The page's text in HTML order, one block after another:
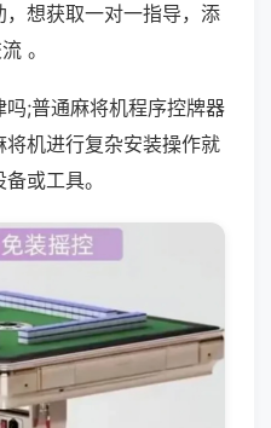
想获取一对一指导，添
。
;普通麻将机程序控牌器
机进行复杂安装操作就
或工具。